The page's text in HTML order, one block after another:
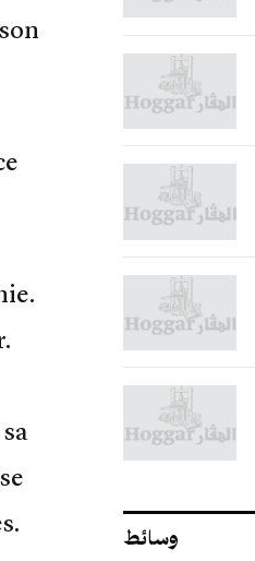
وسائط